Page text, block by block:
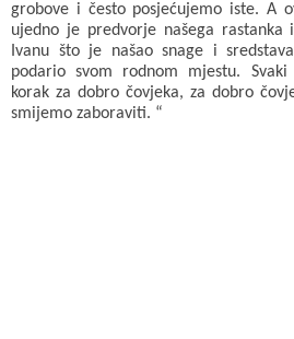
grobove i često posjećujemo iste. A
ujedno je predvorje našega rastanka
Ivanu što je našao snage i
podario svom rodnom mjestu.
korak za dobro čovjeka, za dobro
smijemo zaboraviti. “